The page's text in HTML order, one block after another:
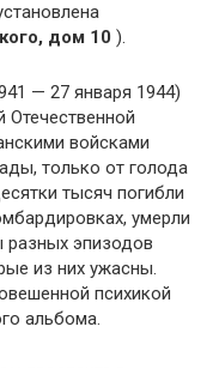
дом 10 ).
— 27 января 1944)
Отечественной
войсками
только от голода
тысяч погибли
умерли
разных эпизодов
из них ужасны.
психикой
альбома.